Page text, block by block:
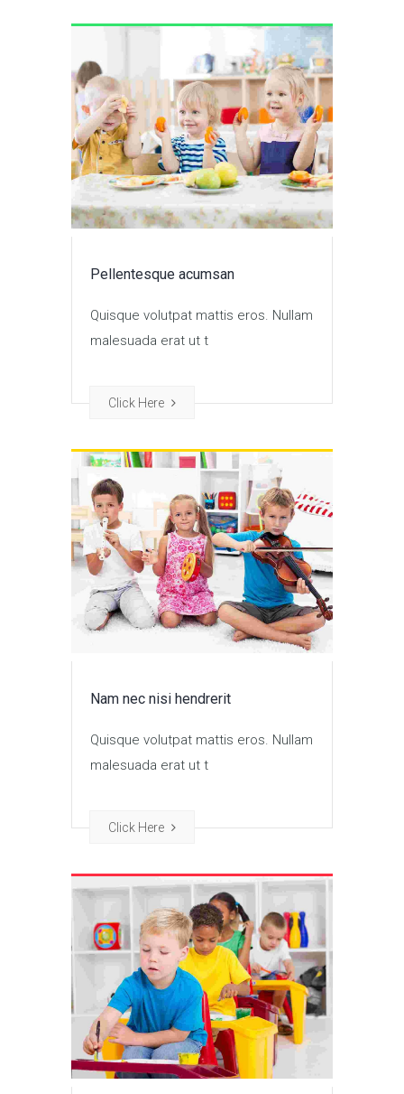
Pellentesque acumsan
Quisque volutpat mattis eros. Nullam
malesuada erat ut t
Click Here
Nam nec nisi hendrerit
Quisque volutpat mattis eros. Nullam
malesuada erat ut t
Click Here